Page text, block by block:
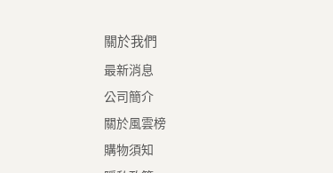
關於我們
最新消息
公司簡介
關於風雲榜
購物須知